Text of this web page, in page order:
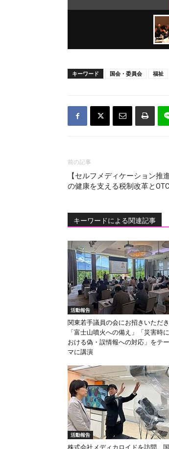
キーワード 国会・委員会 福祉
前の記事
【セルフメディケーション推
の健康を支える税制改革と
キーワードによる関連記事
活動報告
関東若手議員の会にお招きいただき
「富士山噴火への備え」「災害時に
おける偽・誤情報への対応」をテー
マに講演
活動報告
株式会社メディカロイドを訪問、国